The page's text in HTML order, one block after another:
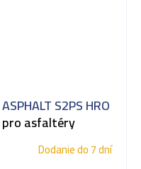
S2PS HRO
asfaltéry
Dodanie do 7 dní